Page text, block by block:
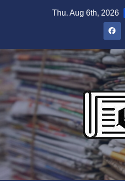
Thu. Aug 6th, 2026